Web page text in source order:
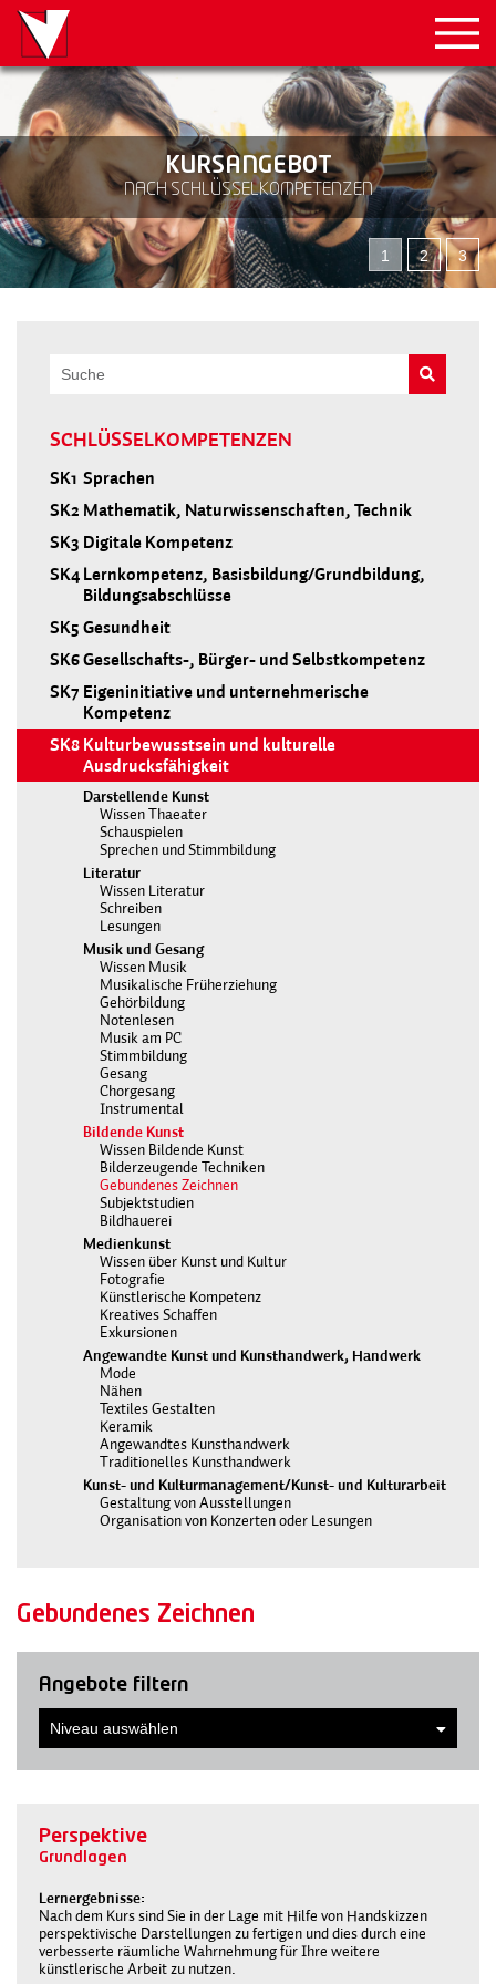
KURSANGEBOT
NACH SCHLÜSSELKOMPETENZEN
1 2 3
SCHLÜSSELKOMPETENZEN
SK1 Sprachen
SK2 Mathematik, Naturwissenschaften, Technik
SK3 Digitale Kompetenz
SK4 Lernkompetenz, Basisbildung/Grundbildung,
Bildungsabschlüsse
SK5 Gesundheit
SK6Gesellschafts-, Bürger- und Selbstkompetenz
SK7 Eigeninitiative und unternehmerische
Kompetenz
SK8 Kulturbewusstsein und kulturelle
Ausdrucksfähigkeit
Darstellende Kunst
Wissen Thaeater
Schauspielen
Sprechen und Stimmbildung
Literatur
Wissen Literatur
Schreiben
Lesungen
Musik und Gesang
Wissen Musik
Musikalische Früherziehung
Gehörbildung
Notenlesen
Musik am PC
Stimmbildung
Gesang
Chorgesang
Instrumental
Bildende Kunst
Wissen Bildende Kunst
Bilderzeugende Techniken
Gebundenes Zeichnen
Subjektstudien
Bildhauerei
Medienkunst
Wissen über Kunst und Kultur
Fotografie
Künstlerische Kompetenz
Kreatives Schaffen
Exkursionen
Angewandte Kunst und Kunsthandwerk, Handwerk
Mode
Nähen
Textiles Gestalten
Keramik
Angewandtes Kunsthandwerk
Traditionelles Kunsthandwerk
Kunst- und Kulturmanagement/Kunst- und Kulturarbeit
Gestaltung von Ausstellungen
Organisation von Konzerten oder Lesungen
Gebundenes Zeichnen
Angebote filtern
Perspektive
Grundlagen
Lernergebnisse
Nach dem Kurs sind Sie in der Lage mit Hilfe von Handskizzen
perspektivische Darstellungen zu fertigen und dies durch eine
verbesserte räumliche Wahrnehmung für Ihre weitere
künstlerische Arbeit zu nutzen.